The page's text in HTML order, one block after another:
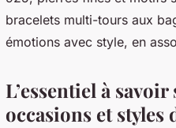
bracelets multi-tours aux
émotions avec style, en
L’essentiel à
occasions et